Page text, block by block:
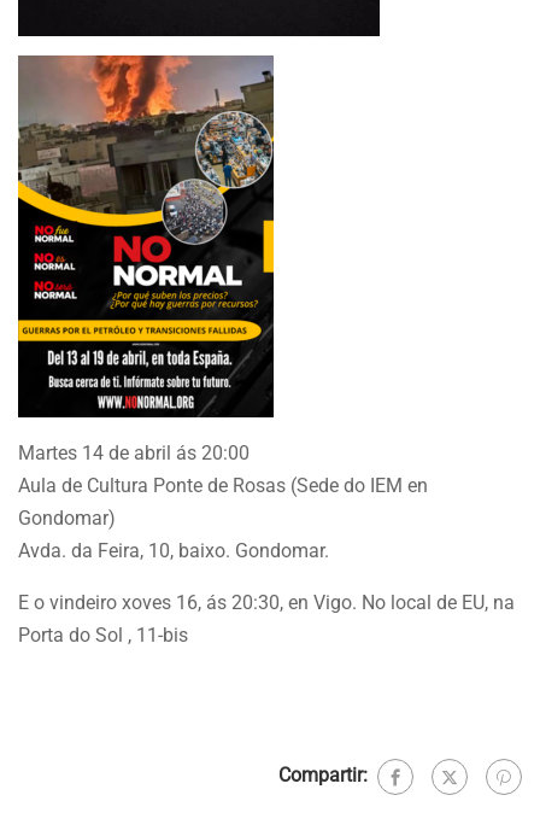
Martes 14 de abril ás 20:00
Aula de Cultura Ponte de Rosas (Sede do IEM en
Gondomar)
Avda. da Feira, 10, baixo. Gondomar.
E o vindeiro xoves 16, ás 20:30, en Vigo. No local de EU, na
Porta do Sol , 11-bis
Compartir: